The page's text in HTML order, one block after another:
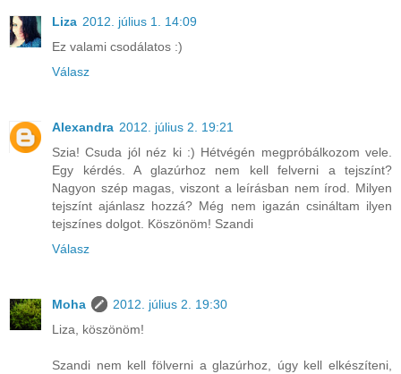
Liza 2012. július 1. 14:09
Ez valami csodálatos :)
Válasz
Alexandra 2012. július 2. 19:21
Szia! Csuda jól néz ki :) Hétvégén megpróbálkozom vele.
Egy kérdés. A glazúrhoz nem kell felverni a tejszínt?
Nagyon szép magas, viszont a leírásban nem írod. Milyen
tejszínt ajánlasz hozzá? Még nem igazán csináltam ilyen
tejszínes dolgot. Köszönöm! Szandi
Válasz
Moha
2012. július 2. 19:30
Liza, köszönöm!
Szandi nem kell fölverni a glazúrhoz, úgy kell elkészíteni,